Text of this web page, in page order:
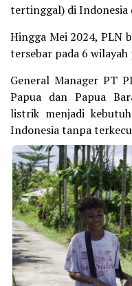
tertinggal) di
Hingga Mei 2024, PLN
tersebar pada 6
General Manager PT
Papua dan Papua
listrik menjadi
Indonesia tanpa